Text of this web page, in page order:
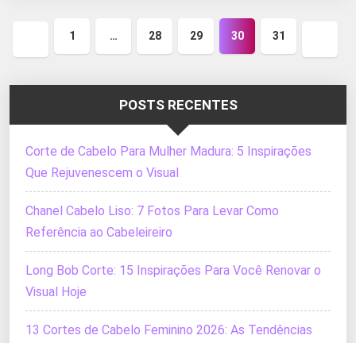
Página
1 … 28 29 30
31
POSTS RECENTES
Corte de Cabelo Para Mulher Madura: 5 Inspirações
Que Rejuvenescem o Visual
Chanel Cabelo Liso: 7 Fotos Para Levar Como
Referência ao Cabeleireiro
Long Bob Corte: 15 Inspirações Para Você Renovar o
Visual Hoje
13 Cortes de Cabelo Feminino 2026: As Tendências